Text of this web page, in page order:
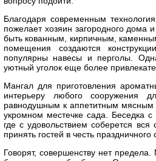
Благодаря современным
пожелает хозяин загородного дома
быть кованным, кирпичным,
помещения создаются
популярны навесы и перголы.
уютный уголок еще более
Мангал для приготовления
интерьеру любого сооружения
равнодушным к аппетитным мясным
укромном местечке сада. Беседка
где с удовольствием соберется
принять гостей в честь праздничного
Говорят, совершенству нет